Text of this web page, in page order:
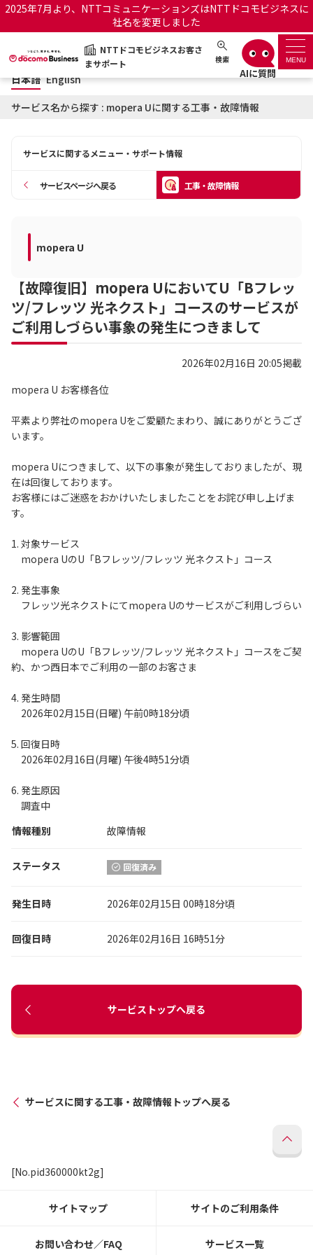
2025年7月より、NTTコミュニケーションズはNTTドコモビジネスに
社名を変更しました
NTTドコモビジネスお客さ
まサポート
検索 MENU
NTTドコモビジネスお客さまサポート 日本語 English
サポートトップ
OCNのお客さまはこちら
オフィシャルサイト
日本語 English
サービス名から探す : mopera Uに関する工事・故障情報
サービスに関するメニュー・サポート情報
サービスページへ戻る 工事・故障情報
mopera U
【故障復旧】mopera UにおいてU「Bフレッ
ツ/フレッツ 光ネクスト」コースのサービスが
ご利用しづらい事象の発生につきまして
2026年02月16日 20:05掲載
mopera U お客様各位
平素より弊社のmopera Uをご愛顧たまわり、誠にありがとうござ
います。
mopera Uにつきまして、以下の事象が発生しておりましたが、現
在は回復しております。
お客様にはご迷惑をおかけいたしましたことをお詫び申し上げま
す。
1. 対象サービス
mopera UのU「Bフレッツ/フレッツ 光ネクスト」コース
2. 発生事象
フレッツ光ネクストにてmopera Uのサービスがご利用しづらい
3. 影響範囲
mopera UのU「Bフレッツ/フレッツ 光ネクスト」コースをご契
約、かつ西日本でご利用の一部のお客さま
4. 発生時間
2026年02月15日(日曜) 午前0時18分頃
5. 回復日時
2026年02月16日(月曜) 午後4時51分頃
6. 発生原因
調査中
情報種別
故障情報
ステータス 回復済み
発生日時 2026年02月15日 00時18分頃
回復日時 2026年02月16日 16時51分
サービストップへ戻る
サービスに関する工事・故障情報トップへ戻る
[No.pid360000kt2g]
サイトマップ サイトのご利用条件
お問い合わせ／FAQ サービス一覧